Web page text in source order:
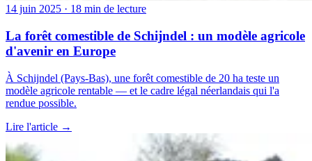
14 juin 2025 · 18 min de lecture
La forêt comestible de Schijndel : un modèle agricole
d'avenir en Europe
À Schijndel (Pays-Bas), une forêt comestible de 20 ha teste un
modèle agricole rentable — et le cadre légal néerlandais qui l'a
rendue possible.
Lire l'article →